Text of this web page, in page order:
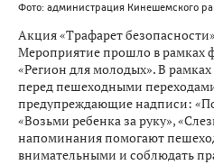
Фото: администрация Кинешемского
Акция «Трафарет
Мероприятие прошло в рамках
«Регион для молодых». В
перед пешеходными
предупреждающие надписи:
«Возьми ребенка за руку»,
напоминания помогают
внимательными и соблюдать